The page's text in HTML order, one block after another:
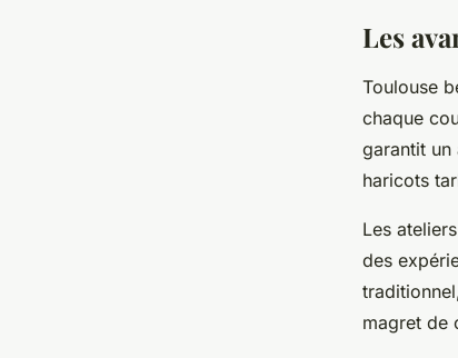
Les
Toulouse
chaque
garantit
haricots
Les
des
magret de